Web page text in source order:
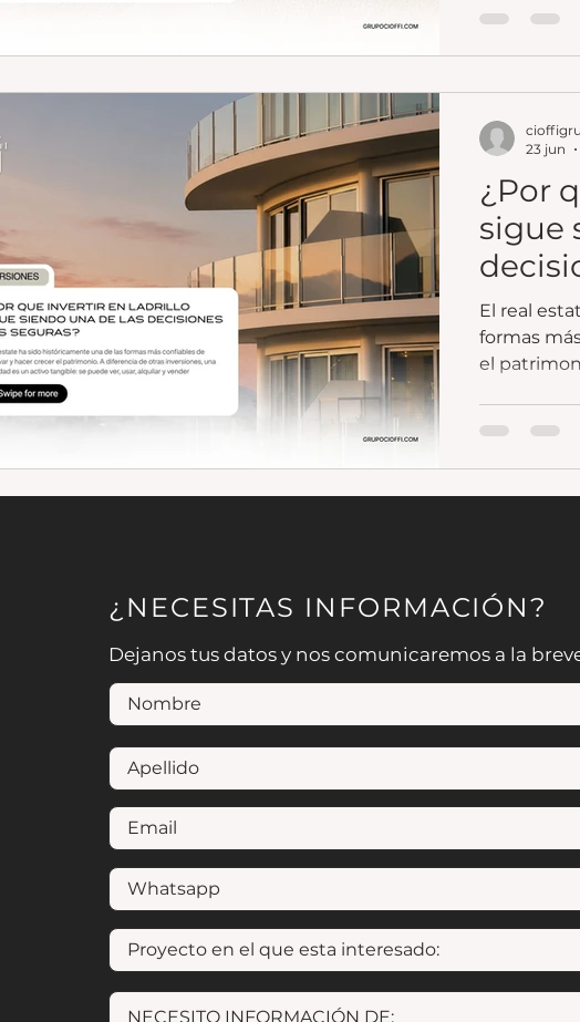
¿Por
sigue
El real
formas
el
23 jun
¿NECESITAS INFORMACIÓN?
Dejanos tus datos y nos comunicaremos a la